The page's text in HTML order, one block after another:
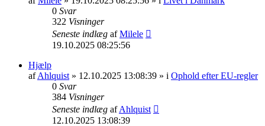
0 Svar
322 Visninger
Seneste indlæg afMilele
19.10.2025 08:25:56
Hjælp
afAhlquist » 12.10.2025 13:08:39 » i Ophold efter EU-regler
0 Svar
384 Visninger
Seneste indlæg afAhlquist
12.10.2025 13:08:39